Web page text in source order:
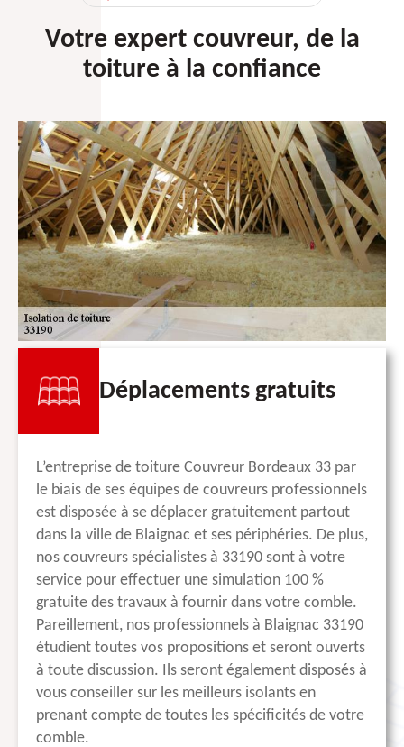
Votre expert couvreur, de la
toiture à la confiance
Déplacements gratuits
L’entreprise de toiture Couvreur Bordeaux 33 par
le biais de ses équipes de couvreurs professionnels
est disposée à se déplacer gratuitement partout
dans la ville de Blaignac et ses périphéries. De plus,
nos couvreurs spécialistes à 33190 sont à votre
service pour effectuer une simulation 100 %
gratuite des travaux à fournir dans votre comble.
Pareillement, nos professionnels à Blaignac 33190
étudient toutes vos propositions et seront ouverts
à toute discussion. Ils seront également disposés à
vous conseiller sur les meilleurs isolants en
prenant compte de toutes les spécificités de votre
comble.